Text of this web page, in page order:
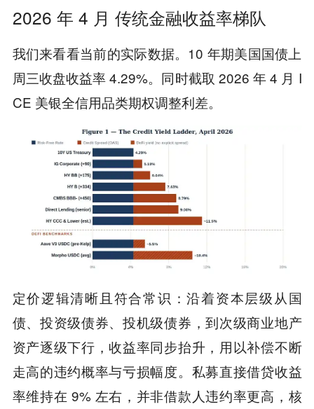
2026 年 4 月 传统金融收益率梯队
我们来看看当前的实际数据。10 年期美国国债上
周三收盘收益率 4.29%。同时截取 2026 年 4 月 I
CE 美银全信用品类期权调整利差。
定价逻辑清晰且符合常识：沿着资本层级从国
债、投资级债券、投机级债券，到次级商业地产
资产逐级下行，收益率同步抬升，用以补偿不断
走高的违约概率与亏损幅度。私募直接借贷收益
率维持在 9% 左右，并非借款人违约率更高，核